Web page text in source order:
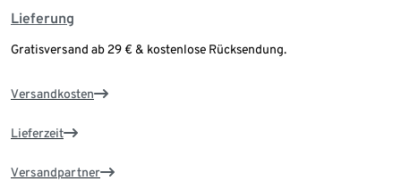
Lieferung
Gratisversand ab 29 € & kostenlose Rücksendung.
Versandkosten
Lieferzeit
Versandpartner